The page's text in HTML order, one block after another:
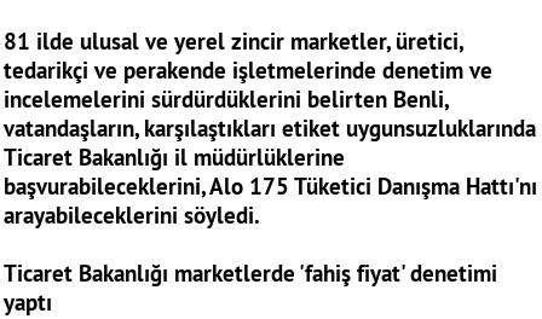
81 ilde ulusal ve yerel zincir marketler, üretici,
tedarikçi ve perakende işletmelerinde denetim ve
incelemelerini sürdürdüklerini belirten Benli,
vatandaşların, karşılaştıkları etiket uygunsuzluklarında
Ticaret Bakanlığı il müdürlüklerine
başvurabileceklerini, Alo 175 Tüketici Danışma Hattı'nı
arayabileceklerini söyledi.
Ticaret Bakanlığı marketlerde 'fahiş fiyat' denetimi
yaptı